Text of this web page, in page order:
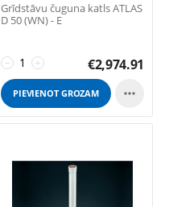
Grīdstāvu čuguna katls ATLAS
D 50 (WN) - E
+
− €2,974.91
PIEVIENOT GROZAM 